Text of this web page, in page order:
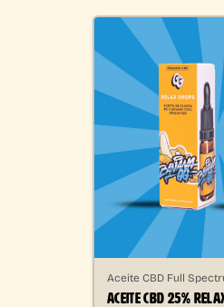
Aceite CBD Full
ACEITE CBD 25%